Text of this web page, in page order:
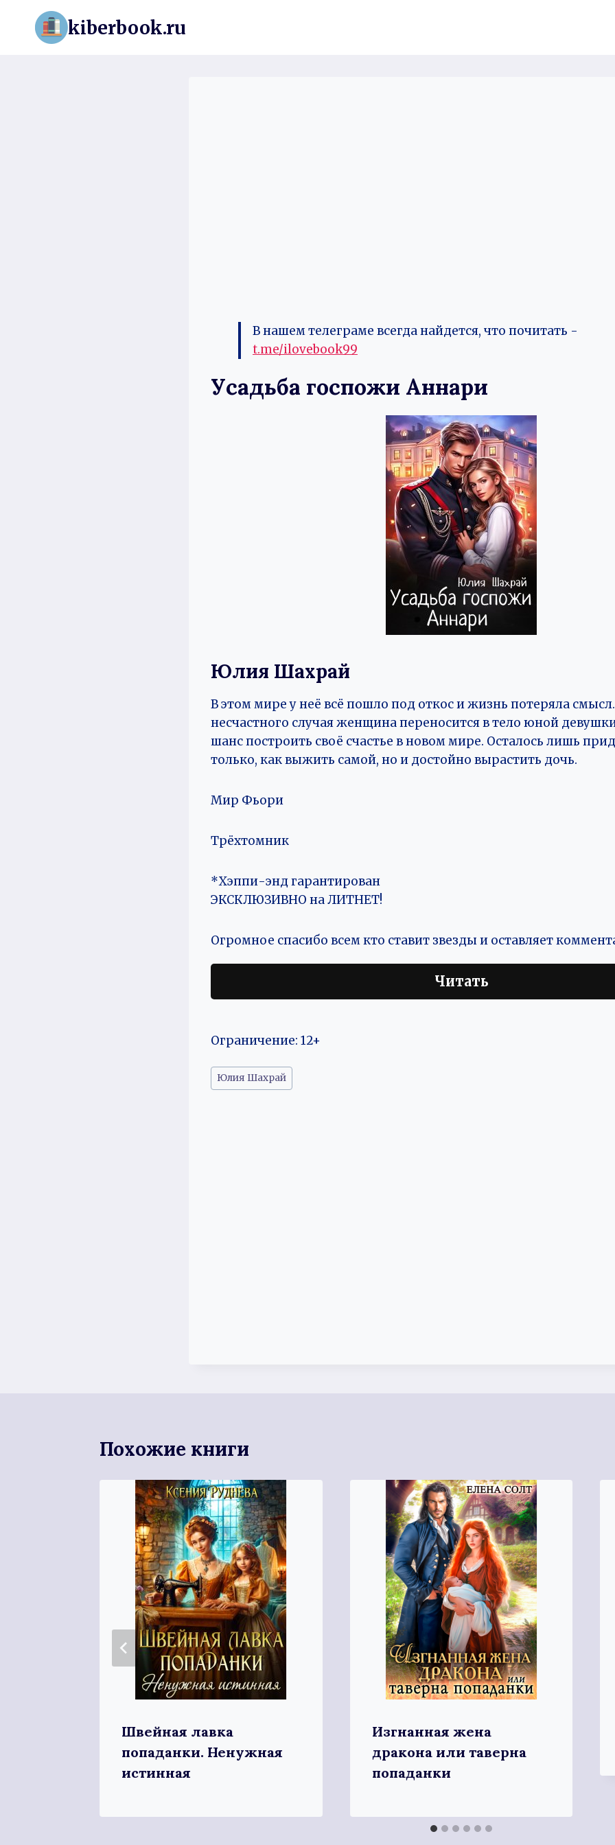
Перейти
содержимому
kiberbook.ru
В нашем телеграме всегда найдется, что почитать -
t.me/ilovebook99
Усадьба госпожи Аннари
Юлия Шахрай
В этом мире у неё всё пошло под откос и жизнь потеряла смысл.
несчастного случая женщина переносится в тело юной
шанс построить своё счастье в новом мире. Осталось лишь
только, как выжить самой, но и достойно вырастить дочь.
Мир Фьори
Трёхтомник
*Хэппи-энд гарантирован
ЭКСКЛЮЗИВНО на ЛИТНЕТ!
Огромное спасибо всем кто ставит звезды и оставляет
Читать
Ограничение: 12+
Метки
записи:
Юлия Шахрай
Похожие книги
Швейная лавка
попаданки. Ненужная
истинная
Изгнанная жена
дракона или таверна
попаданки